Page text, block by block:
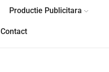
Productie Publicitara
Contact